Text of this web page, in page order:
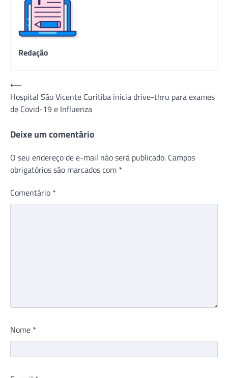
Redação
Navegação
de
Post
⟵
Hospital São Vicente Curitiba inicia drive-thru para exames
de Covid-19 e Influenza
Deixe um comentário
O seu endereço de e-mail não será publicado. Campos
obrigatórios são marcados com *
Comentário *
Nome *